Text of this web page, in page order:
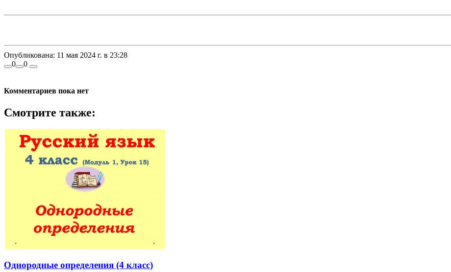
Опубликована: 11 мая 2024 г. в 23:28
0
0
Комментариев пока нет
Смотрите также:
Однородные определения (4 класс)